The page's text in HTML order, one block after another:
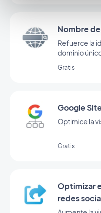
Nombre
Refuerce la
dominio
Gratis
Google
Optimice la
Gratis
Optimizar
redes